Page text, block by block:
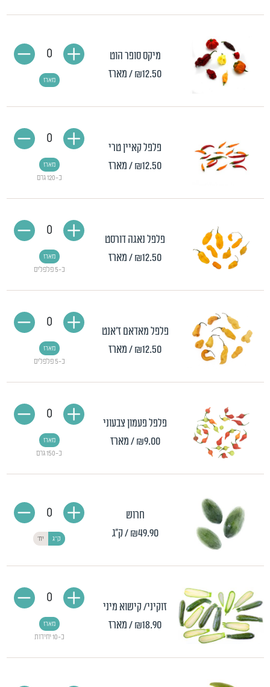
מיקס סופר הוט
₪12.50/ מארז מארז
0
פלפל קאיין טרי
₪12.50/ מארז
כ-120 גרם
מארז
0
פלפל נאגה דורסט
₪12.50/ מארז
כ-5 פלפלים
מארז
0
פלפל מאדאם ז'אנט
₪12.50/ מארז
כ-5 פלפלים
מארז
0
פלפל פעמון צבעוני
₪9.00 / מארז
כ-150 גרם
מארז
0
חרוש
₪49.90 / ק"ג ק"ג יח'
0
זוקיני/ קישוא מיני
₪18.90/ מארז
כ-10 יחידות
מארז
0